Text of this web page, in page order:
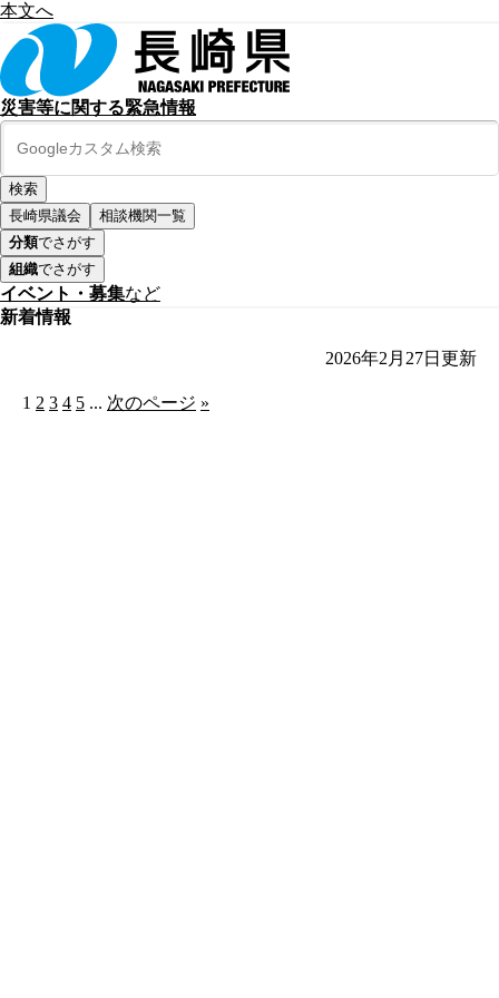
本文へ
災害等に関する緊急情報
長崎県議会
相談機関一覧
分類でさがす
組織でさがす
イベント・募集など
新着情報
2026年2月27日 更新
1 2 3 4 5 ... 次のページ »